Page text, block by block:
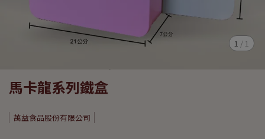
1 / 1
馬卡龍系列鐵盒
萬益食品股份有限公司